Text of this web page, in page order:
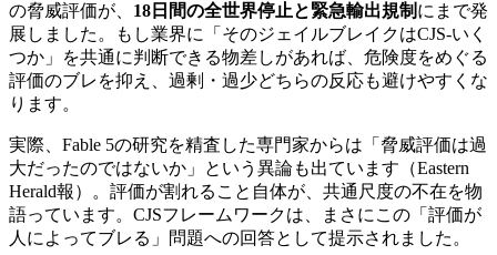
の脅威評価が、 18日間の全世界停止と緊急輸出規制 にまで発
展しました。もし業界に「そのジェイルブレイクはCJS-いく
つか」を共通に判断できる物差しがあれば、危険度をめぐる
評価のブレを抑え、過剰・過少どちらの反応も避けやすくな
ります。
実際、Fable 5の研究を精査した専門家からは「脅威評価は過
大だったのではないか」という異論も出ています（Eastern
Herald報）。評価が割れること自体が、共通尺度の不在を物
語っています。CJSフレームワークは、まさにこの「評価が
人によってブレる」問題への回答として提示されました。